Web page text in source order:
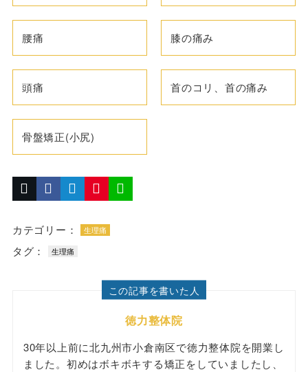
腰痛 膝の痛み
頭痛 首のコリ、首の痛み
骨盤矯正(小尻)
カテゴリー： 生理痛
タグ： 生理痛
この記事を書いた人
徳力整体院
30年以上前に北九州市小倉南区で徳力整体院を開業し
ました。初めはボキボキする矯正をしていましたし、